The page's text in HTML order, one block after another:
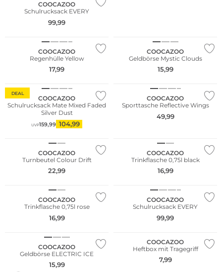
COOCAZOO
Schulrucksack EVERY
99,99
COOCAZOO
Regenhülle Yellow
17,99
COOCAZOO
Geldbörse Mystic Clouds
15,99
DEAL
COOCAZOO
Schulrucksack Mate Mixed Faded
Silver Dust
UVP159,99 104,99
COOCAZOO
Sporttasche Reflective Wings
49,99
COOCAZOO
Turnbeutel Colour Drift
22,99
COOCAZOO
Trinkflasche 0,75l black
16,99
COOCAZOO
Trinkflasche 0,75l rose
16,99
COOCAZOO
Schulrucksack EVERY
99,99
COOCAZOO
Geldbörse ELECTRIC ICE
15,99
COOCAZOO
Heftbox mit Tragegriff
7,99